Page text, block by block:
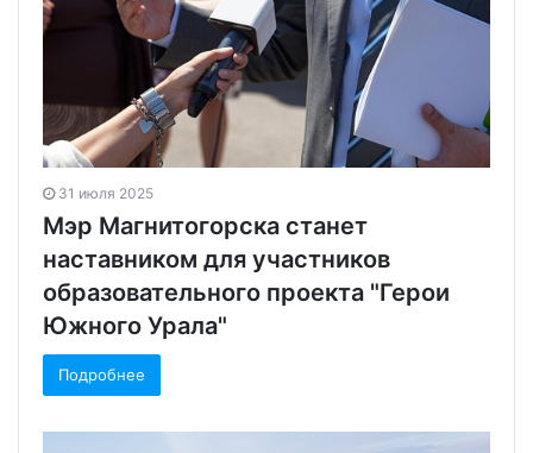
31 июля 2025
Мэр Магнитогорска станет
наставником для участников
образовательного проекта "Герои
Южного Урала"
Подробнее